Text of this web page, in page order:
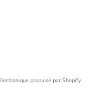
propulsé par Shopify